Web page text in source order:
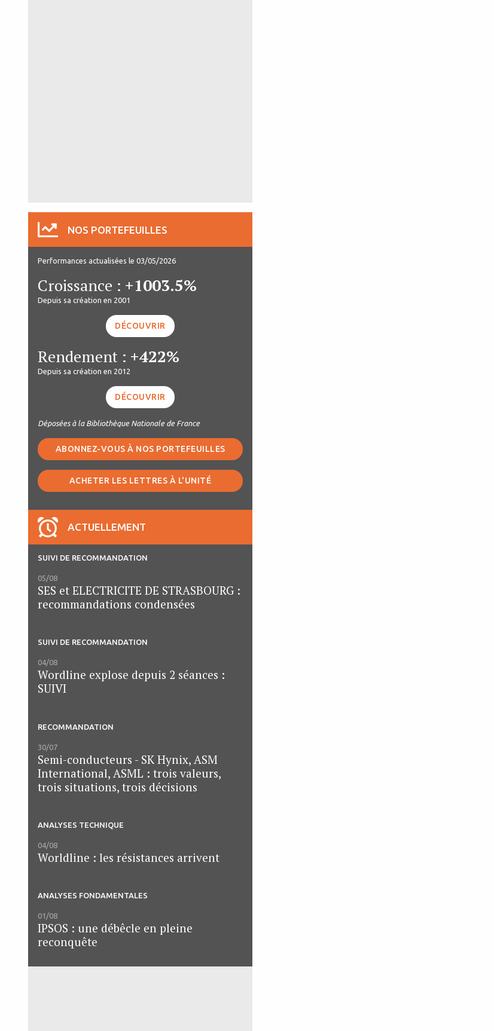
NOS PORTEFEUILLES
Performances actualisées le 03/05/2026
Croissance : +1003.5%
Depuis sa création en 2001
DÉCOUVRIR
Rendement : +422%
Depuis sa création en 2012
DÉCOUVRIR
Déposées à la Bibliothèque Nationale de France
ABONNEZ-VOUS À NOS PORTEFEUILLES
ACHETER LES LETTRES À L'UNITÉ
ACTUELLEMENT
SUIVI DE RECOMMANDATION
05/08
SES et ELECTRICITE DE STRASBOURG :
recommandations condensées
SUIVI DE RECOMMANDATION
04/08
Wordline explose depuis 2 séances :
SUIVI
RECOMMANDATION
30/07
Semi-conducteurs - SK Hynix, ASM
International, ASML : trois valeurs,
trois situations, trois décisions
ANALYSES TECHNIQUE
04/08
Worldline : les résistances arrivent
ANALYSES FONDAMENTALES
01/08
IPSOS : une débêcle en pleine
reconquête